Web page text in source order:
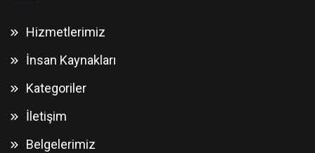
Hizmetlerimiz
İnsan Kaynakları
Kategoriler
İletişim
Belgelerimiz